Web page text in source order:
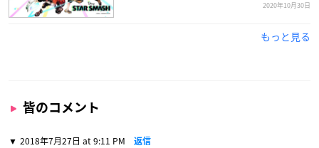
2020年10月30日
もっと見る
皆のコメント
2018年7月27日 at 9:11 PM 返信